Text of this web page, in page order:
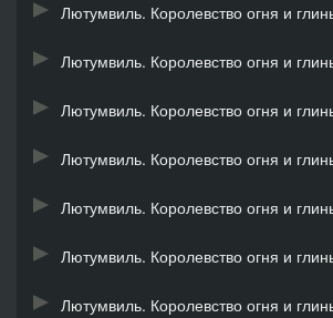
Лютумвиль. Королевство огня и
Лютумвиль. Королевство огня и
Лютумвиль. Королевство огня и
Лютумвиль. Королевство огня и
Лютумвиль. Королевство огня и
Лютумвиль. Королевство огня и
Лютумвиль. Королевство огня и